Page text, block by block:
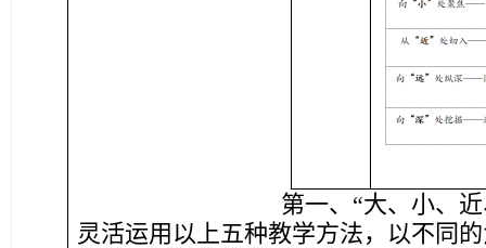
第一、“大、小、
灵活运用以上五种教学方法，以不同